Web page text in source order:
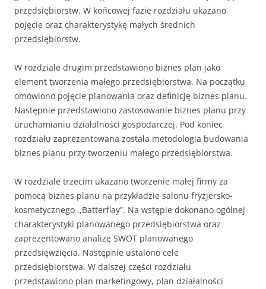
przedsiębiorstw. W końcowej fazie rozdziału ukazano
pojęcie oraz charakterystykę małych średnich
przedsiębiorstw.
W rozdziale drugim przedstawiono biznes plan jako
element tworzenia małego przedsiębiorstwa. Na początku
omówiono pojęcie planowania oraz definicję biznes planu.
Następnie przedstawiono zastosowanie biznes planu przy
uruchamianiu działalności gospodarczej. Pod koniec
rozdziału zaprezentowana została metodologia budowania
biznes planu przy tworzeniu małego przedsiębiorstwa.
W rozdziale trzecim ukazano tworzenie małej firmy za
pomocą biznes planu na przykładzie salonu fryzjersko-
kosmetycznego ,,Batterflay”. Na wstępie dokonano ogólnej
charakterystyki planowanego przedsiębiorstwa oraz
zaprezentowano analizę SWOT planowanego
przedsięwzięcia. Następnie ustalono cele
przedsiębiorstwa. W dalszej części rozdziału
przedstawiono plan marketingowy, plan działalności